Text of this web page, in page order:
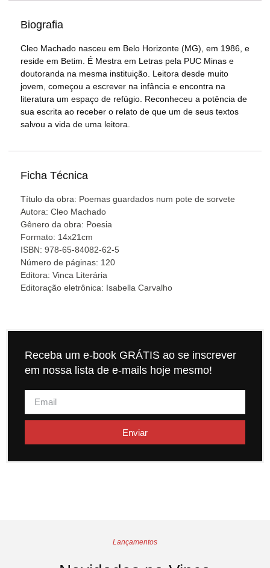
Biografia
Cleo Machado nasceu em Belo Horizonte (MG), em 1986, e
reside em Betim. É Mestra em Letras pela PUC Minas e
doutoranda na mesma instituição. Leitora desde muito
jovem, começou a escrever na infância e encontra na
literatura um espaço de refúgio. Reconheceu a potência de
sua escrita ao receber o relato de que um de seus textos
salvou a vida de uma leitora.
Ficha Técnica
Título da obra: Poemas guardados num pote de sorvete
Autora: Cleo Machado
Gênero da obra: Poesia
Formato: 14x21cm
ISBN: 978-65-84082-62-5
Número de páginas: 120
Editora: Vinca Literária
Editoração eletrônica: Isabella Carvalho
Receba um e-book GRÁTIS ao se inscrever
em nossa lista de e-mails hoje mesmo!
Enviar
Lançamentos